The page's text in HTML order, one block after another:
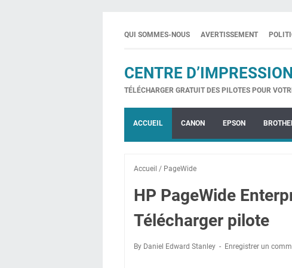
QUI SOMMES-NOUS AVERTISSEMENT
CENTRE D’IMPRESSION
TÉLÉCHARGER GRATUIT DES PILOTES POUR
ACCUEIL CANON EPSON
Accueil / PageWide
HP PageWide
Télécharger pilote
By Daniel Edward Stanley Enregistrer un